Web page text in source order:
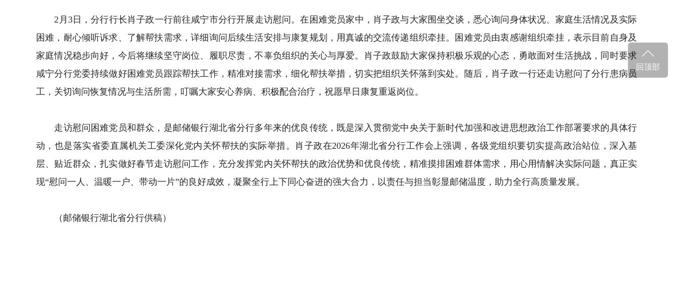
2月3日，分行行长肖子政一行前往咸宁市分行开展走访慰问。在困难党员家中，肖子政与大家围坐交谈，悉心询问身体状况、家庭生活情况及实际
困难，耐心倾听诉求、了解帮扶需求，详细询问后续生活安排与康复规划，用真诚的交流传递组织牵挂。困难党员由衷感谢组织牵挂，表示目前自身及
家庭情况稳步向好，今后将继续坚守岗位、履职尽责，不辜负组织的关心与厚爱。肖子政鼓励大家保持积极乐观的心态，勇敢面对生活挑战，同时要求
咸宁分行党委持续做好困难党员跟踪帮扶工作，精准对接需求，细化帮扶举措，切实把组织关怀落到实处。随后，肖子政一行还走访慰问了分行患病员
工，关切询问恢复情况与生活所需，叮嘱大家安心养病、积极配合治疗，祝愿早日康复重返岗位。
走访慰问困难党员和群众，是邮储银行湖北省分行多年来的优良传统，既是深入贯彻党中央关于新时代加强和改进思想政治工作部署要求的具体行
动，也是落实省委直属机关工委深化党内关怀帮扶的实际举措。肖子政在2026年湖北省分行工作会上强调，各级党组织要切实提高政治站位，深入基
层、贴近群众，扎实做好春节走访慰问工作，充分发挥党内关怀帮扶的政治优势和优良传统，精准摸排困难群体需求，用心用情解决实际问题，真正实
现“慰问一人、温暖一户、带动一片”的良好成效，凝聚全行上下同心奋进的强大合力，以责任与担当彰显邮储温度，助力全行高质量发展。
（邮储银行湖北省分行供稿）
回顶部